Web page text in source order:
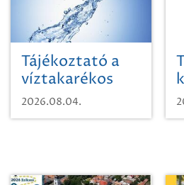
Tájékoztató a
víztakarékos
vízhasználatról
2026.08.04.